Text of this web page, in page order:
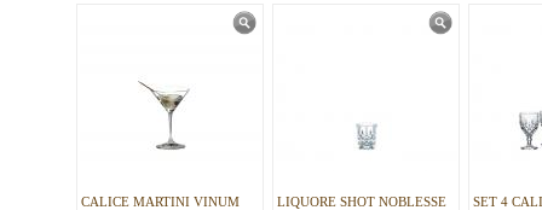
CALICE MARTINI VINUM
LIQUORE SHOT NOBLESSE
SET 4